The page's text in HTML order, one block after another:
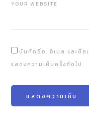
YOUR WEBSITE
บันทึกชื่อ, อีเมล และชื่อ
แสดงความเห็นครั้งถัดไป